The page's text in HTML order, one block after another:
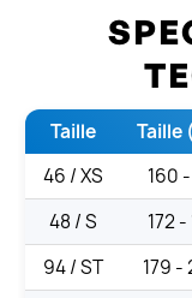
Taille Taille
46 / XS
160 -
48 / S
172 -
94 / ST
179 -